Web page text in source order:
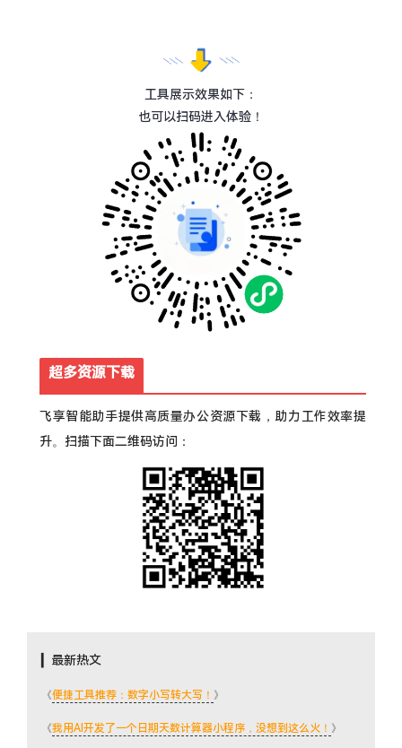
工具展示效果如下：
也可以扫码进入体验！
超多资源下载
飞享智能助手提供高质量办公资源下载，助力工作效率提
升。扫描下面二维码访问：
▎最新热文
《便捷工具推荐：数字小写转大写！ 》
《我用AI开发了一个日期天数计算器小程序，没想到这么火！ 》